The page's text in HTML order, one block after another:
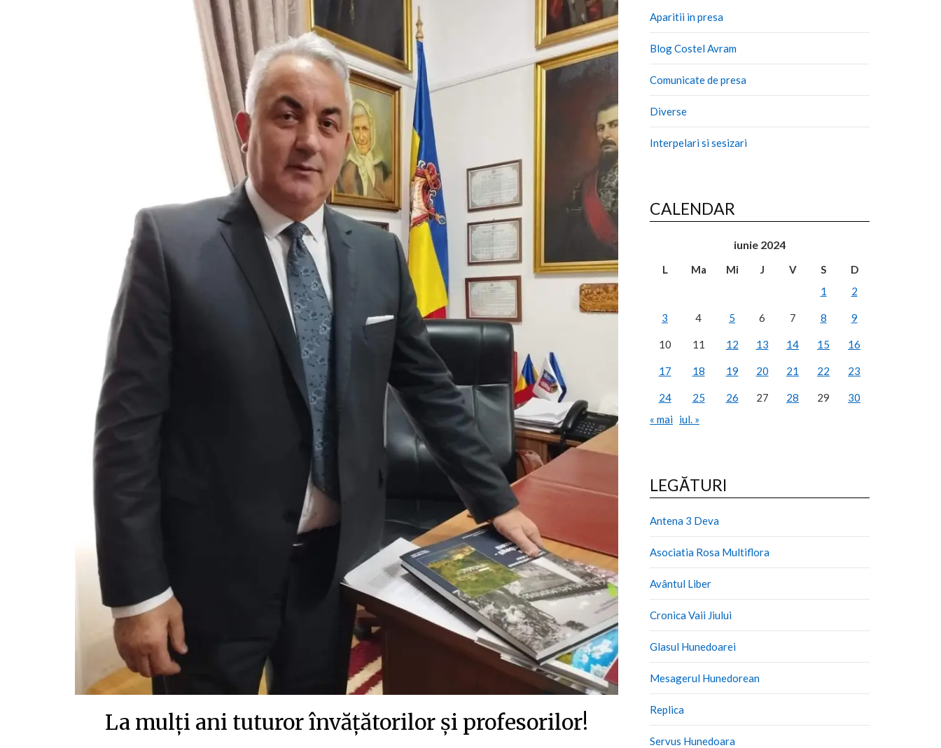
La mulți ani tuturor învățătorilor și profesorilor!
Aparitii in presa
Blog Costel Avram
Comunicate de presa
Diverse
Interpelari si sesizari
CALENDAR
iunie 2024
L Ma Mi J V S
D
1
2
3 4 5 6 7 8 9
10 11 12 13 14 15 16
17 18 19 20 21 22 23
24 25 26 27 28 29
30
« mai iul. »
LEGĂTURI
Antena 3 Deva
Asociatia Rosa Multiflora
Avântul Liber
Cronica Vaii Jiului
Glasul Hunedoarei
Mesagerul Hunedorean
Replica
Servus Hunedoara